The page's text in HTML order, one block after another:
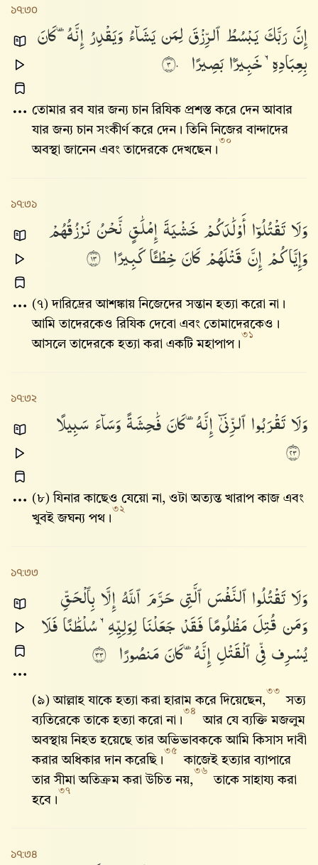
১৭:৩০
إِنَّرَبَّكَيَبْسُطُٱلرِّزْقَلِمَنيَشَآءُوَيَقْدِرُإِنَّهُۥكَانَ
بِعِبَادِهِۦخَبِيرًۢابَصِيرًا ٣٠
তোমার রব যার জন্য চান রিযিক প্রশস্ত করে দেন আবার
যার জন্য চান সংকীর্ণ করে দেন। তিনি নিজের বান্দাদের
অবস্থা জানেন এবং তাদেরকে দেখছেন।
৩০
১৭:৩১
وَلَاتَقْتُلُوٓا۟أَوْلَٰدَكُمْخَشْيَةَإِمْلَٰقٍنَّحْنُنَرْزُقُهُمْ
وَإِيَّاكُمْإِنَّقَتْلَهُمْكَانَخِطْـًٔاكَبِيرًا ٣١
(৭) দারিদ্রের আশঙ্কায় নিজেদের সন্তান হত্যা করো না।
আমি তাদেরকেও রিযিক দেবো এবং তোমাদেরকেও।
আসলে তাদেরকে হত্যা করা একটি মহাপাপ।
৩১
১৭:৩২
وَلَاتَقْرَبُوا۟ٱلزِّنَىٰٓإِنَّهُۥكَانَفَٰحِشَةًوَسَآءَسَبِيلًا
٣٢
(৮) যিনার কাছেও যেয়ো না, ওটা অত্যন্ত খারাপ কাজ এবং
খুবই জঘন্য পথ।
৩২
১৭:৩৩
وَلَاتَقْتُلُوا۟ٱلنَّفْسَٱلَّتِىحَرَّمَٱللَّهُإِلَّابِٱلْحَقِّ
وَمَنقُتِلَمَظْلُومًافَقَدْجَعَلْنَالِوَلِيِّهِۦسُلْطَٰنًافَلَا
يُسْرِففِّىٱلْقَتْلِإِنَّهُۥكَانَمَنصُورًا ٣٣
(৯) আল্লাহ‌ যাকে হত্যা করা হারাম করে দিয়েছেন,
৩৩
সত্য
ব্যতিরেকে তাকে হত্যা করো না।
৩৪
আর যে ব্যক্তি মজলুম
অবস্থায় নিহত হয়েছে তার অভিভাবককে আমি কিসাস দাবী
করার অধিকার দান করেছি।
৩৫
কাজেই হত্যার ব্যাপারে
তার সীমা অতিক্রম করা উচিত নয়,
৩৬
তাকে সাহায্য করা
হবে।
৩৭
১৭:৩৪